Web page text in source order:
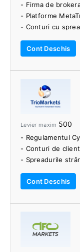
- Firma de
- Platforme
- Conturi cu
- dealCancellation
- Inside Viewer
- Stop loss
- Diagrame și
Cont Deschis
Levier maxim 500
- Regulamentul
- Conturi de
- Spreadurile
- Pachetul EA
Cont Deschis